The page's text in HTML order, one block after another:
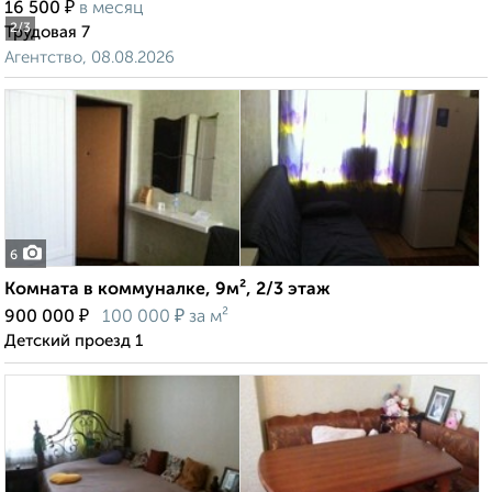
2/3
16 500 ₽ в месяц
Трудовая 7
Агентство, 08.08.2026
6
Комната в коммуналке, 9м², 2/3 этаж
900 000 ₽ 100 000 ₽ за м²
Детский проезд 1